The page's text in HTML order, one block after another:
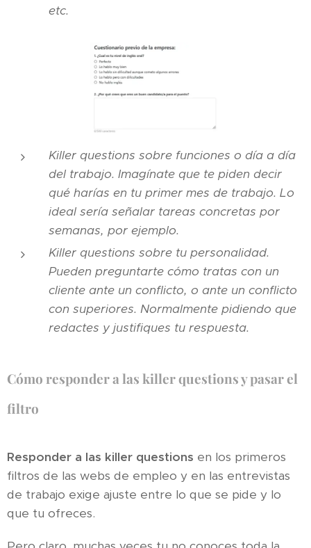
etc.
Killer questions sobre funciones o día a día
del trabajo. Imagínate que te piden decir
qué harías en tu primer mes de trabajo. Lo
ideal sería señalar tareas concretas por
semanas, por ejemplo.
Killer questions sobre tu personalidad.
Pueden preguntarte cómo tratas con un
cliente ante un conflicto, o ante un conflicto
con superiores. Normalmente pidiendo que
redactes y justifiques tu respuesta.
Cómo responder a las killer questions y pasar el
filtro
Responder a las killer questions en los primeros
filtros de las webs de empleo y en las entrevistas
de trabajo exige ajuste entre lo que se pide y lo
que tu ofreces.